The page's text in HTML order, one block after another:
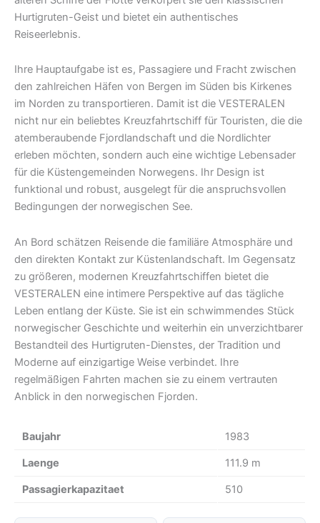
Hurtigruten-Geist und bietet ein authentisches
Reiseerlebnis.
Ihre Hauptaufgabe ist es, Passagiere und Fracht zwischen
den zahlreichen Häfen von Bergen im Süden bis Kirkenes
im Norden zu transportieren. Damit ist die VESTERALEN
nicht nur ein beliebtes Kreuzfahrtschiff für Touristen, die die
atemberaubende Fjordlandschaft und die Nordlichter
erleben möchten, sondern auch eine wichtige Lebensader
für die Küstengemeinden Norwegens. Ihr Design ist
funktional und robust, ausgelegt für die anspruchsvollen
Bedingungen der norwegischen See.
An Bord schätzen Reisende die familiäre Atmosphäre und
den direkten Kontakt zur Küstenlandschaft. Im Gegensatz
zu größeren, modernen Kreuzfahrtschiffen bietet die
VESTERALEN eine intimere Perspektive auf das tägliche
Leben entlang der Küste. Sie ist ein schwimmendes Stück
norwegischer Geschichte und weiterhin ein unverzichtbarer
Bestandteil des Hurtigruten-Dienstes, der Tradition und
Moderne auf einzigartige Weise verbindet. Ihre
regelmäßigen Fahrten machen sie zu einem vertrauten
Anblick in den norwegischen Fjorden.
Baujahr 1983
Laenge 111.9 m
Passagierkapazitaet 510